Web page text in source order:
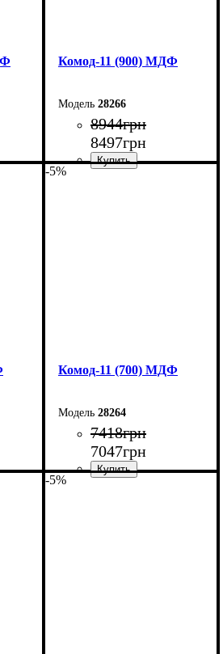
Комод-11 (900) МДФ
28266
8944грн
8497грн
-5%
Комод-11 (700) МДФ
28264
7418грн
7047грн
-5%